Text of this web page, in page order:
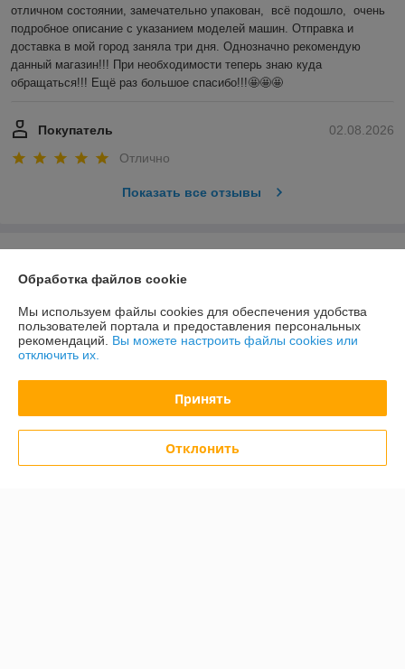
отличном состоянии, замечательно упакован,  всё подошло,  очень
подробное описание с указанием моделей машин. Отправка и
доставка в мой город заняла три дня. Однозначно рекомендую
данный магазин!!! При необходимости теперь знаю куда
обращаться!!! Ещё раз большое спасибо!!!🤩🤩🤩
02.08.2026
Покупатель
Отлично
Показать все отзывы
О нас
Доставка и оплата
График работы
Политика обработки cookies
Обработка файлов cookie
Мы используем файлы cookies для обеспечения удобства
пользователей портала и предоставления персональных
рекомендаций. Вы можете настроить файлы cookies или
отключить их.
Принять
Отклонить